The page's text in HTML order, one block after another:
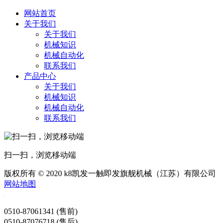
网站首页
关于我们
关于我们
机械知识
机械自动化
联系我们
产品中心
关于我们
机械知识
机械自动化
联系我们
扫一扫，浏览移动端
版权所有 © 2020 k8凯发一触即发旗舰机械（江苏）有限公司
网站地图
0510-87061341 (售前)